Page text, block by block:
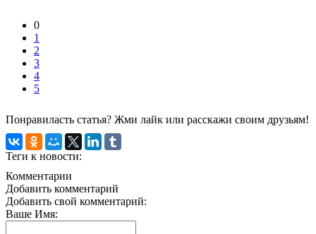
0
1
2
3
4
5
Понравиласть статья? Жми лайк или расскажи своим друзьям!
Теги к новости:
Комментарии
Добавить комментарий
Добавить свой комментарий:
Ваше Имя: